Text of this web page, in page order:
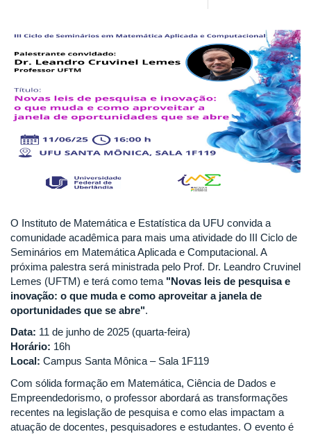
O Instituto de Matemática e Estatística da UFU convida a
comunidade acadêmica para mais uma atividade do III Ciclo de
Seminários em Matemática Aplicada e Computacional. A
próxima palestra será ministrada pelo Prof. Dr. Leandro Cruvinel
Lemes (UFTM) e terá como tema "Novas leis de pesquisa e
inovação: o que muda e como aproveitar a janela de
oportunidades que se abre".
Data: 11 de junho de 2025 (quarta-feira)
Horário: 16h
Local: Campus Santa Mônica – Sala 1F119
Com sólida formação em Matemática, Ciência de Dados e
Empreendedorismo, o professor abordará as transformações
recentes na legislação de pesquisa e como elas impactam a
atuação de docentes, pesquisadores e estudantes. O evento é